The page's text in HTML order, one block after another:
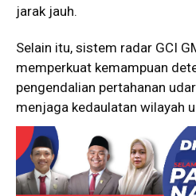
jarak jauh.
Selain itu, sistem radar GCI
memperkuat kemampuan
pengendalian pertahanan
menjaga kedaulatan wilayah